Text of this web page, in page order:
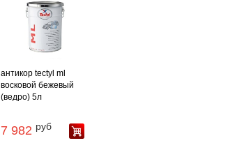
антикор tectyl ml
восковой бежевый
(ведро) 5л
7 982 руб